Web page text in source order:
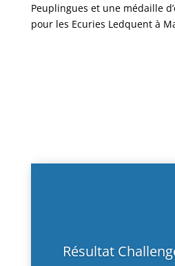
Peuplingues et une médaille
pour les Ecuries Ledquent à
Résultat